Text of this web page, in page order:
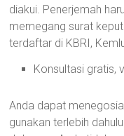
diakui. Penerjemah
memegang surat
terdaftar di KBRI,
Konsultasi gratis,
Anda dapat
gunakan terlebih